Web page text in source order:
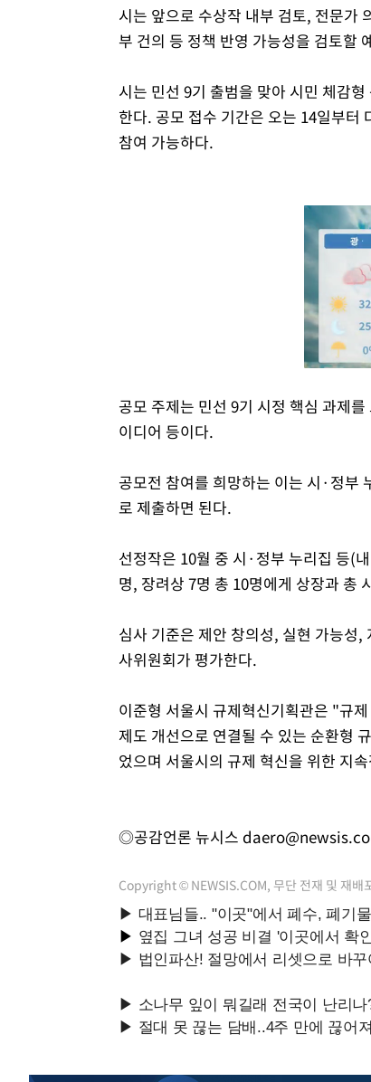
시는 앞으로 수상작 내부 검토, 전문가
부 건의 등 정책 반영 가능성을 검토할
시는 민선 9기 출범을 맞아 시민 체감
한다. 공모 접수 기간은 오는 14일부터
참여 가능하다.
공모 주제는 민선 9기 시정 핵심 과제
이디어 등이다.
공모전 참여를 희망하는 이는 시·정부
로 제출하면 된다.
선정작은 10월 중 시·정부 누리집 등(
명, 장려상 7명 총 10명에게 상장과 총
심사 기준은 제안 창의성, 실현 가능성
사위원회가 평가한다.
이준형 서울시 규제혁신기획관은 "규
제도 개선으로 연결될 수 있는 순환형
었으며 서울시의 규제 혁신을 위한 지
◎공감언론 뉴시스
Copyright © NEWSIS.COM, 무단 전재 및 재배